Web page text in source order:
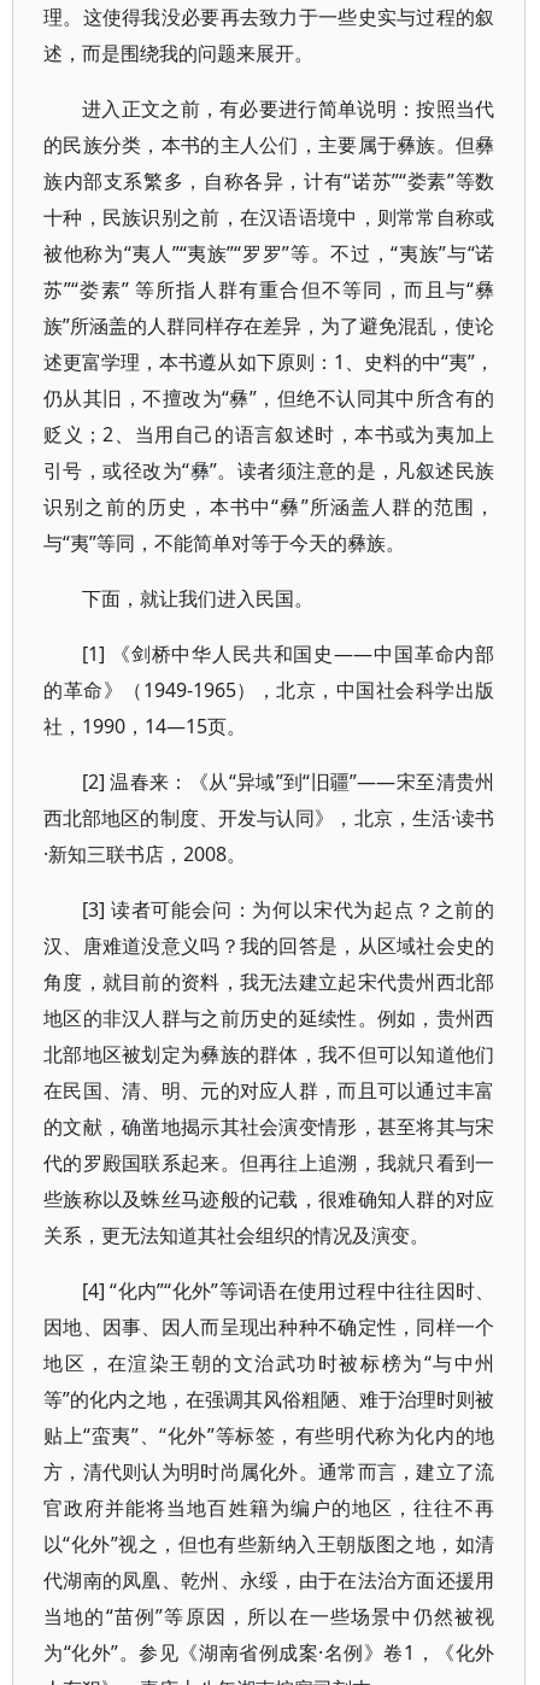
理。这使得我没必要再去致力于一些史实与过程的叙
述，而是围绕我的问题来展开。
进入正文之前，有必要进行简单说明：按照当代
的民族分类，本书的主人公们，主要属于彝族。但彝
族内部支系繁多，自称各异，计有“诺苏”“娄素”等数
十种，民族识别之前，在汉语语境中，则常常自称或
被他称为“夷人”“夷族”“罗罗”等。不过，“夷族”与“诺
苏”“娄素” 等所指人群有重合但不等同，而且与“彝
族”所涵盖的人群同样存在差异，为了避免混乱，使论
述更富学理，本书遵从如下原则：1、史料的中“夷”，
仍从其旧，不擅改为“彝”，但绝不认同其中所含有的
贬义；2、当用自己的语言叙述时，本书或为夷加上
引号，或径改为“彝”。读者须注意的是，凡叙述民族
识别之前的历史，本书中“彝”所涵盖人群的范围，
与“夷”等同，不能简单对等于今天的彝族。
下面，就让我们进入民国。
[1] 《剑桥中华人民共和国史——中国革命内部
的革命》（1949-1965），北京，中国社会科学出版
社，1990，14—15页。
[2] 温春来：《从“异域”到“旧疆”——宋至清贵州
西北部地区的制度、开发与认同》，北京，生活·读书
·新知三联书店，2008。
[3] 读者可能会问：为何以宋代为起点？之前的
汉、唐难道没意义吗？我的回答是，从区域社会史的
角度，就目前的资料，我无法建立起宋代贵州西北部
地区的非汉人群与之前历史的延续性。例如，贵州西
北部地区被划定为彝族的群体，我不但可以知道他们
在民国、清、明、元的对应人群，而且可以通过丰富
的文献，确凿地揭示其社会演变情形，甚至将其与宋
代的罗殿国联系起来。但再往上追溯，我就只看到一
些族称以及蛛丝马迹般的记载，很难确知人群的对应
关系，更无法知道其社会组织的情况及演变。
[4] “化内”“化外”等词语在使用过程中往往因时、
因地、因事、因人而呈现出种种不确定性，同样一个
地区，在渲染王朝的文治武功时被标榜为“与中州
等”的化内之地，在强调其风俗粗陋、难于治理时则被
贴上“蛮夷”、“化外”等标签，有些明代称为化内的地
方，清代则认为明时尚属化外。通常而言，建立了流
官政府并能将当地百姓籍为编户的地区，往往不再
以“化外”视之，但也有些新纳入王朝版图之地，如清
代湖南的凤凰、乾州、永绥，由于在法治方面还援用
当地的“苗例”等原因，所以在一些场景中仍然被视
为“化外”。参见《湖南省例成案·名例》卷1，《化外